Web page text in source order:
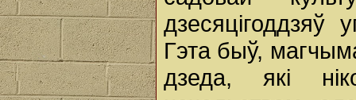
Гэта быў,
дзеда, які